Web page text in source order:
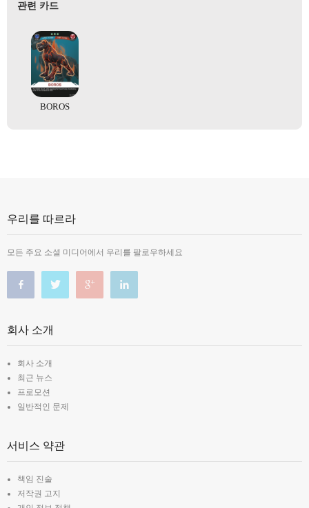
관련 카드
BOROS
우리를 따르라
모든 주요 소셜 미디어에서 우리를 팔로우하세요
회사 소개
회사 소개
최근 뉴스
프로모션
일반적인 문제
서비스 약관
책임 진술
저작권 고지